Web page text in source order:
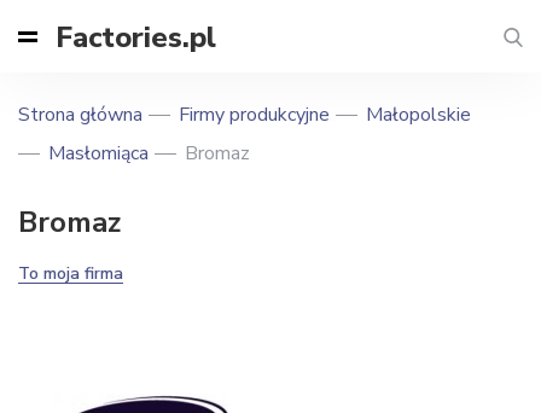
Factories.pl
Strona główna Firmy produkcyjne
Małopolskie
Masłomiąca
Bromaz
Bromaz
To moja firma